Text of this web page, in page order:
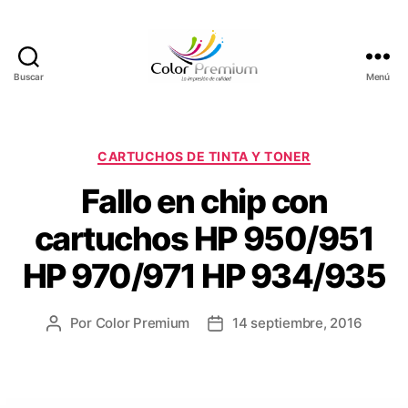
Buscar
o
P
r
e
m
u
m
Menú
C
t
e
g
o
r
í
a
s
CARTUCHOS DE TINTA Y TONER
Fallo en chip con
cartuchos HP 950/951
HP 970/971 HP 934/935
A Por Color Premium
F
14 septiembre, 2016